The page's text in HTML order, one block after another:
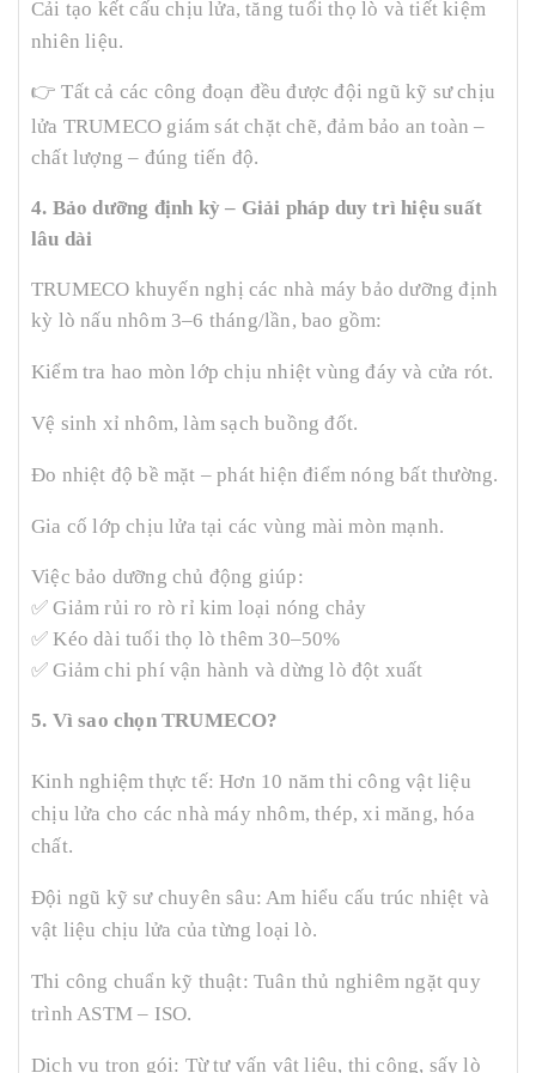
Cải tạo kết cấu chịu lửa, tăng tuổi thọ lò và tiết kiệm
nhiên liệu.
👉 Tất cả các công đoạn đều được đội ngũ kỹ sư chịu
lửa TRUMECO giám sát chặt chẽ, đảm bảo an toàn –
chất lượng – đúng tiến độ.
4. Bảo dưỡng định kỳ – Giải pháp duy trì hiệu suất
lâu dài
TRUMECO khuyến nghị các nhà máy bảo dưỡng định
kỳ lò nấu nhôm 3–6 tháng/lần, bao gồm:
Kiểm tra hao mòn lớp chịu nhiệt vùng đáy và cửa rót.
Vệ sinh xỉ nhôm, làm sạch buồng đốt.
Đo nhiệt độ bề mặt – phát hiện điểm nóng bất thường.
Gia cố lớp chịu lửa tại các vùng mài mòn mạnh.
Việc bảo dưỡng chủ động giúp:
✅ Giảm rủi ro rò rỉ kim loại nóng chảy
✅ Kéo dài tuổi thọ lò thêm 30–50%
✅ Giảm chi phí vận hành và dừng lò đột xuất
5. Vì sao chọn TRUMECO?
Kinh nghiệm thực tế: Hơn 10 năm thi công vật liệu
chịu lửa cho các nhà máy nhôm, thép, xi măng, hóa
chất.
Đội ngũ kỹ sư chuyên sâu: Am hiểu cấu trúc nhiệt và
vật liệu chịu lửa của từng loại lò.
Thi công chuẩn kỹ thuật: Tuân thủ nghiêm ngặt quy
trình ASTM – ISO.
Dịch vụ trọn gói: Từ tư vấn vật liệu, thi công, sấy lò